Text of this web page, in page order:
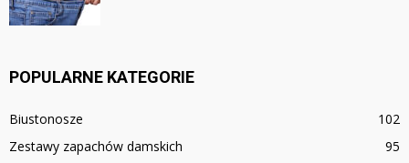
POPULARNE KATEGORIE
Biustonosze
102
Zestawy zapachów damskich
95